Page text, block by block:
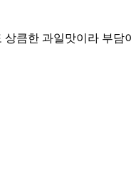
큼한 과일맛이라 부